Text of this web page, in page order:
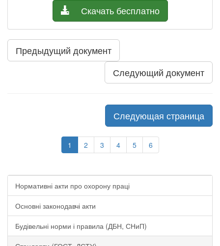
Скачать бесплатно
Предыдущий документ
Следующий документ
Следующая страница
1 2 3 4 5 6
Нормативні акти про охорону праці
Основні законодавчі акти
Будівельні норми і правила (ДБН, СНиП)